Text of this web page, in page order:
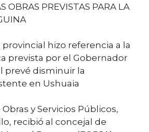
OBRAS PREVISTAS PARA LA
hizo referencia a la
prevista por el Gobernador
prevé disminuir la
en Ushuaia
y Servicios Públicos,
recibió al concejal de